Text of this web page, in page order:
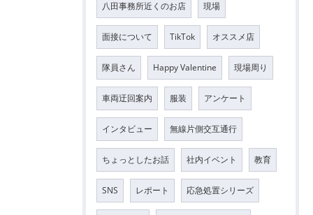
八田事務所近くのお店 現場
面接について TikTok オススメ店
隊員さん Happy Valentine 現場周り
車両迂回案内 服装 アンケート
インタビュー 無線片側交互通行
ちょっとしたお話 社内イベント 教育
SNS レポート 応急処置シリーズ